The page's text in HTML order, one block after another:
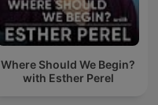
Where Should We Begin?
with Esther Perel